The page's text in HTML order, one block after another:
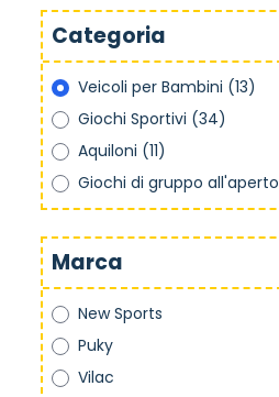
Categoria
Veicoli per Bambini (13)
Giochi Sportivi (34)
Aquiloni (11)
Giochi di gruppo all'aperto
Marca
New Sports
Puky
Vilac